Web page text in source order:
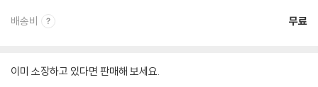
배송비 무료
이미 소장하고 있다면 판매해 보세요.